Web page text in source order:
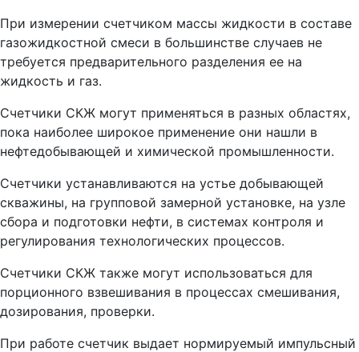
При измерении счетчиком массы жидкости в составе
газожидкостной смеси в большинстве случаев не
требуется предварительного разделения ее на
жидкость и газ.
Счетчики СКЖ могут применяться в разных областях,
пока наиболее широкое применение они нашли в
нефтедобывающей и химической промышленности.
Счетчики устанавливаются на устье добывающей
скважины, на групповой замерной установке, на узле
сбора и подготовки нефти, в системах контроля и
регулирования технологических процессов.
Счетчики СКЖ также могут использоваться для
порционного взвешивания в процессах смешивания,
дозирования, проверки.
При работе счетчик выдает нормируемый импульсный